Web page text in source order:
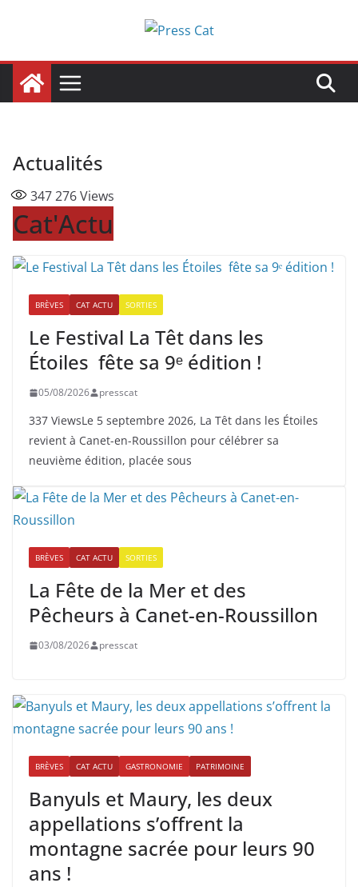
Actualités
347 276Views
Cat'Actu
BRÈVES CAT ACTU SORTIES
Le Festival La Têt dans les
Étoiles fête sa 9ᵉ édition !
05/08/2026 presscat
337 ViewsLe 5 septembre 2026, La Têt dans les Étoiles
revient à Canet-en-Roussillon pour célébrer sa
neuvième édition, placée sous
BRÈVES CAT ACTU SORTIES
La Fête de la Mer et des
Pêcheurs à Canet-en-Roussillon
03/08/2026 presscat
BRÈVES CAT ACTU GASTRONOMIE PATRIMOINE
Banyuls et Maury, les deux
appellations s’offrent la
montagne sacrée pour leurs 90
ans !